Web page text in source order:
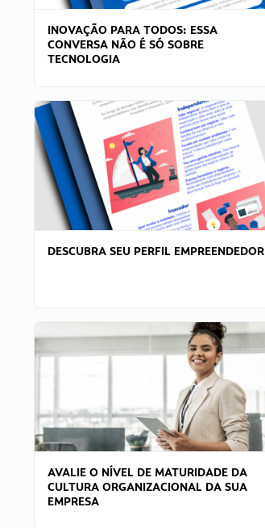
INOVAÇÃO PARA TODOS: ESSA
CONVERSA NÃO É SÓ SOBRE
TECNOLOGIA
DESCUBRA SEU PERFIL EMPREENDEDOR
AVALIE O NÍVEL DE MATURIDADE DA
CULTURA ORGANIZACIONAL DA SUA
EMPRESA